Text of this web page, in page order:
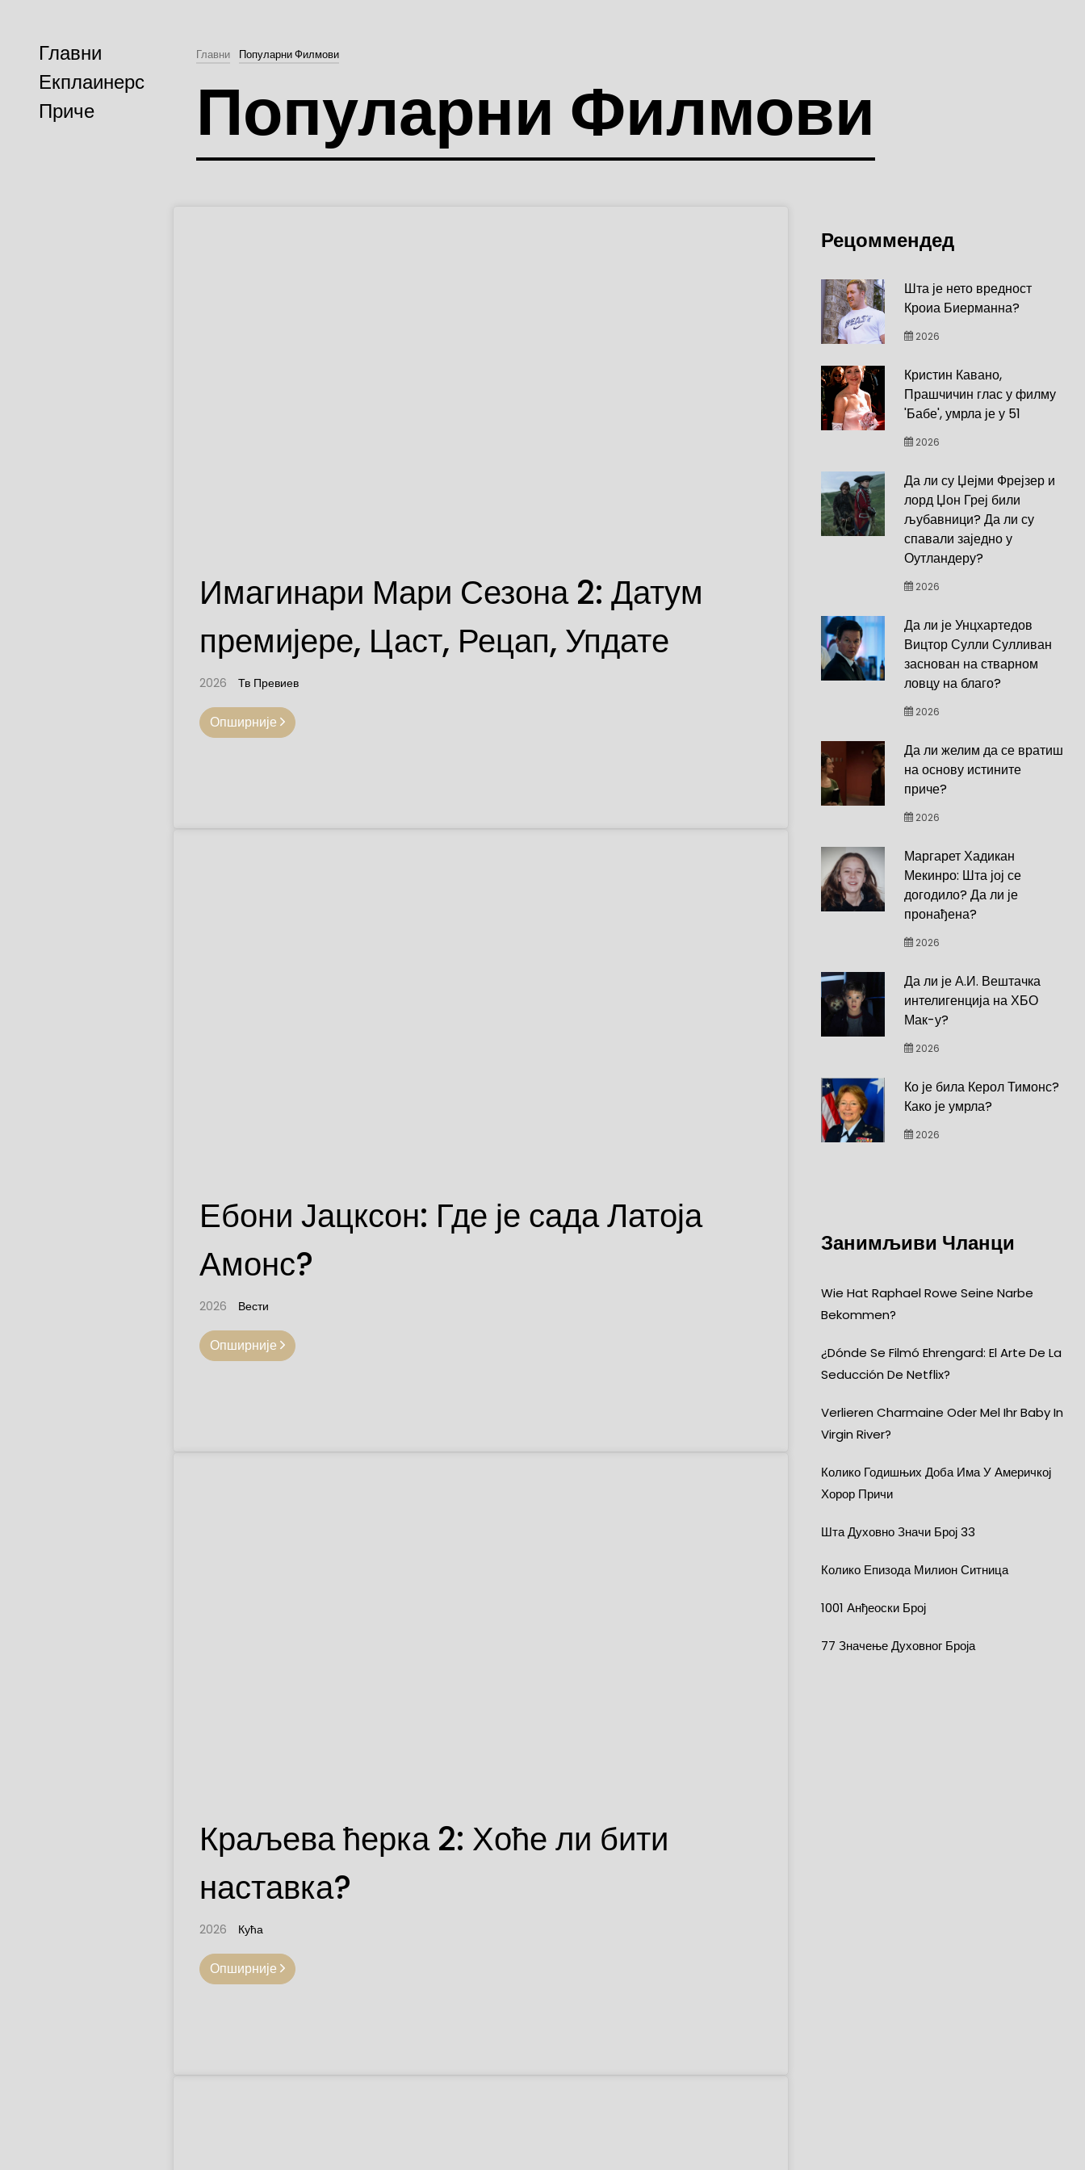
Главни
Екплаинерс
Приче
Главни Популарни Филмови
Популарни Филмови
Имагинари Мари Сезона 2: Датум
премијере, Цаст, Рецап, Упдате
2026 Тв Превиев
Опширније
Ебони Јацксон: Где је сада Латоја
Амонс?
2026 Вести
Опширније
Краљева ћерка 2: Хоће ли бити
наставка?
2026 Кућа
Опширније
Рецоммендед
Шта је нето вредност
Кроиа Биерманна?
2026
Кристин Кавано,
Прашчичин глас у филму
'Бабе', умрла је у 51
2026
Да ли су Џејми Фрејзер и
лорд Џон Греј били
љубавници? Да ли су
спавали заједно у
Оутландеру?
2026
Да ли је Унцхартедов
Вицтор Сулли Сулливан
заснован на стварном
ловцу на благо?
2026
Да ли желим да се вратиш
на основу истините
приче?
2026
Маргарет Хадикан
Мекинро: Шта јој се
догодило? Да ли је
пронађена?
2026
Да ли је А.И. Вештачка
интелигенција на ХБО
Мак-у?
2026
Ко је била Керол Тимонс?
Како је умрла?
2026
Занимљиви Чланци
Wie Hat Raphael Rowe Seine Narbe
Bekommen?
¿Dónde Se Filmó Ehrengard: El Arte De La
Seducción De Netflix?
Verlieren Charmaine Oder Mel Ihr Baby In
Virgin River?
Колико Годишњих Доба Има У Америчкој
Хорор Причи
Шта Духовно Значи Број 33
Колико Епизода Милион Ситница
1001 Анђеоски Број
77 Значење Духовног Броја